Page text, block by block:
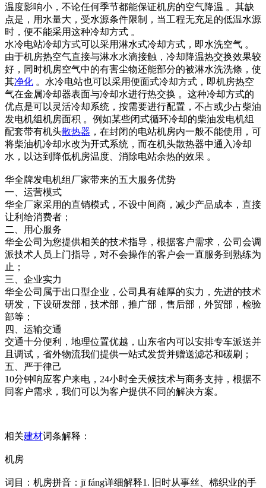
温度影响小，不论任何季节都能保证机房的空气降温 。其缺
点是，用水量大，受水源条件限制，当工程无充足的低温水源
时，便不能采用这种冷却方式 。
水冷电站冷却方式可以采用淋水式冷却方式，即水洗空气 。
由于机房热空气直接与淋水水滴接触，冷却降温热交换效果较
好，同时机房空气中的有害尘物还能部分的被淋水洗洗條，使
其净化 。水冷电站也可以采用便面式冷却方式，即机房热空
气在金属冷却器表面与冷却水进行热交换 。这种冷却方式的
优点是可以灵活冷却系统，按需要进行配置，不占或少占柴油
发电机组机房面积 。例如某些闭式循环冷却的柴油发电机组
配套带有机头散热器 ，在封闭的电站机房内一般不能使用，可
将柴油机冷却水改为开式系统，而在机头散热器中通入冷却
水，以达到降低机房温度、消除电站余热的效果 。
华全牌发电机组厂家带来的五大服务优势
一、运营模式
华全厂家采用的直销模式，不设中间商，减少产品成本，直接
让利给消费者；
二、用心服务
华全公司为您提供相关的技术指导，根据客户需求，公司会调
派技术人员上门指导，对不会操作的客户会一直服务到熟练为
止；
三、企业实力
华全公司属于出口型企业，公司具有雄厚的实力，先进的技术
研发，下设研发部，技术部，推广部，售后部，外贸部，检验
部等；
四、运输交通
交通十分便利，地理位置优越，山东省内可以安排专车派送并
且调试，省外物流我们提供一站式发货并赠送滤芯和碳刷；
五、严于律己
10分钟响应客户来电，24小时全天候技术与商务支持，根据不
同客户需求，我们可以为客户提供不同的解决方案。
相关建材词条解释：
机房
词目：机房拼音：jī fáng详细解释1. 旧时从事丝、棉织业的手